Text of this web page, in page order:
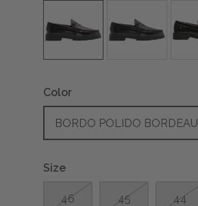
Color
BORDO POLIDO BORDEAU
Size
46 45 44